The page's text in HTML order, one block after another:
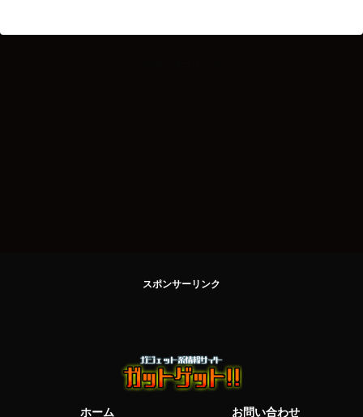
スポンサーリンク
ホーム お問い合わせ